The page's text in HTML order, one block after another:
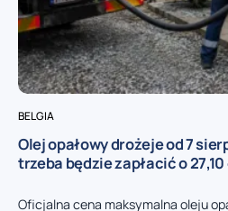
BELGIA
Olej opałowy drożeje od 7
trzeba będzie zapłacić o
Oficjalna cena maksymalna oleju